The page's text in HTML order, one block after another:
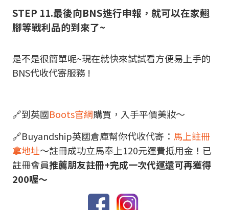
STEP 11.最後向BNS進行申報，就可以在家翹
腳等戰利品的到來了~
是不是很簡單呢~現在就快來試試看方便易上手的
BNS代收代寄服務 !
🔗到英國Boots官網購買，入手平價美妝～
🔗Buyandship英國倉庫幫你代收代寄： 馬上註冊
拿地址～註冊成功立馬奉上120元運費抵用金！已
註冊會員推薦朋友註冊+完成一次代運還可再獲得
200喔～